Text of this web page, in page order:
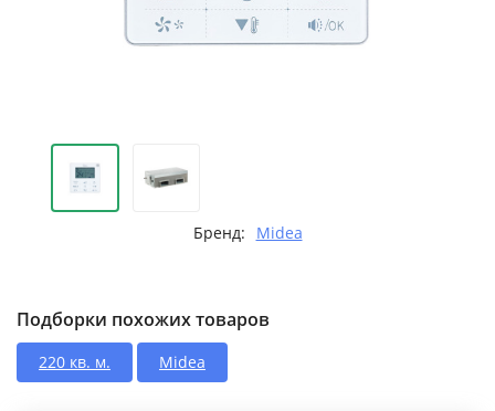
Бренд: Midea
Подборки похожих товаров
220 кв. м. Midea